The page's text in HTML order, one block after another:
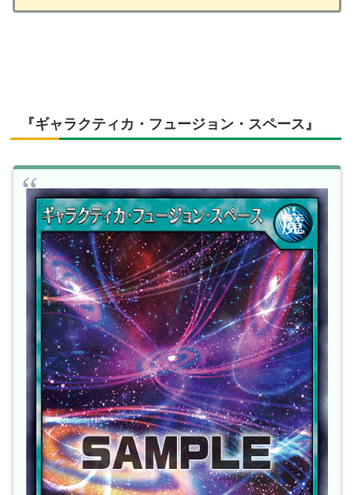
『ギャラクティカ・フュージョン・スペース』